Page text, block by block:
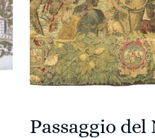
Passaggio del